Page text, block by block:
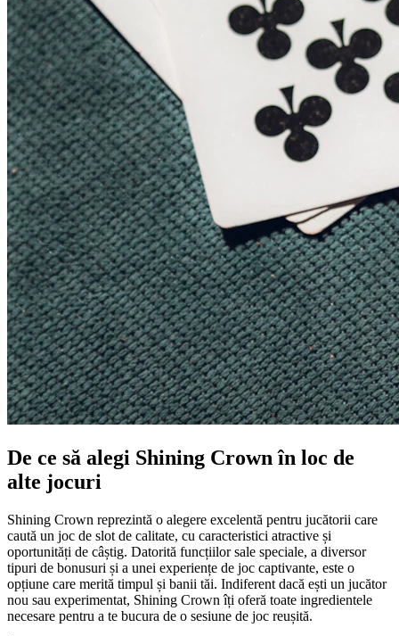
De ce să alegi Shining Crown în loc de
alte jocuri
Shining Crown reprezintă o alegere excelentă pentru jucătorii care
caută un joc de slot de calitate, cu caracteristici atractive și
oportunități de câștig. Datorită funcțiilor sale speciale, a diversor
tipuri de bonusuri și a unei experiențe de joc captivante, este o
opțiune care merită timpul și banii tăi. Indiferent dacă ești un jucător
nou sau experimentat, Shining Crown îți oferă toate ingredientele
necesare pentru a te bucura de o sesiune de joc reușită.